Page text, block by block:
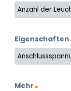
Anzahl der
Eigenschaften
Mehr